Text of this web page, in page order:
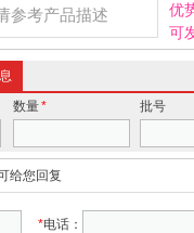
参考产品描述
优
可
数量* 批号
给您回复
*电话：